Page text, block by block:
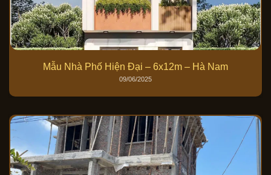
Mẫu Nhà Phố Hiện Đại – 6x12m – Hà Nam
09/06/2025